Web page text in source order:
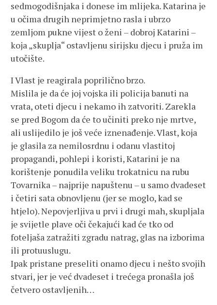
sedmogodišnjaka i donese im mlijeka. Katarina je
u očima drugih neprimjetno rasla i ubrzo
zemljom pukne vijest o ženi – dobroj Katarini –
koja „skuplja“ ostavljenu sirijsku djecu i pruža im
utočište.
I Vlast je reagirala poprilično brzo.
Mislila je da će joj vojska ili policija banuti na
vrata, oteti djecu i nekamo ih zatvoriti. Zarekla
se pred Bogom da će to učiniti preko nje mrtve,
ali uslijedilo je još veće iznenađenje. Vlast, koja
je glasila za nemilosrdnu i odanu vlastitoj
propagandi, pohlepi i koristi, Katarini je na
korištenje ponudila veliku trokatnicu na rubu
Tovarnika – najprije napuštenu – u samo dvadeset
i četiri sata obnovljenu (jer se moglo, kad se
htjelo). Nepovjerljiva u prvi i drugi mah, skupljala
je svijetle plave oči čekajući kad će tko od
foteljaša zatražiti zgradu natrag, glas na izborima
ili protuuslugu.
Ipak pristane preseliti onamo djecu i nešto svojih
stvari, jer je već dvadeset i trećega pronašla još
četvero ostavljenih…